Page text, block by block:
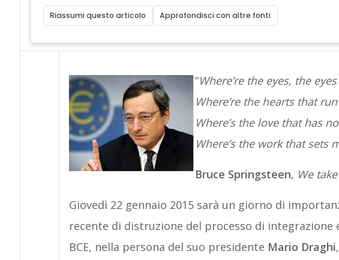
Riassumi questo articolo Approfondisci con altre fonti
“Where’re the eyes, the
Where’re the hearts that
Where’s the love that has
Where’s the work that sets
Bruce Springsteen, We
Giovedì 22 gennaio 2015 sarà un giorno di
recente di distruzione del processo di
BCE, nella persona del suo presidente Mario Draghi